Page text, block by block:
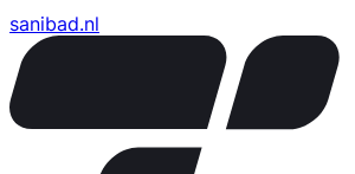
sanibad.nl